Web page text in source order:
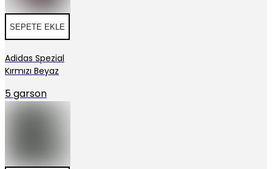
SEPETE EKLE
Adidas Spezial
Kırmızı Beyaz
5 garson